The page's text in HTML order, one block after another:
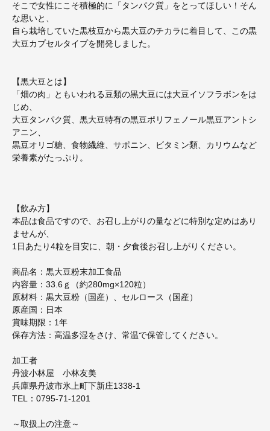
そこで女性にこそ積極的に「タンパク質」をとってほしい！そん
な思いと、
自ら栽培していた黒枝豆から黒大豆のチカラに着目して、この黒
大豆カプセルタイプを開発しました。
【黒大豆とは】
「畑の肉」ともいわれる豆類の黒大豆には大豆イソフラボンをは
じめ、
大豆タンパク質、黒大豆特有の黒豆ポリフェノール黒豆アントシ
アニン、
黒豆オリゴ糖、食物繊維、サポニン、ビタミン類、カリウムなど
栄養素がたっぷり。
【飲み方】
本品は食品ですので、お召し上がりの量などに特別な定めはあり
ませんが、
1日あたり4粒を目安に、朝・夕食後お召し上がりください。
商品名：黒大豆粉末加工食品
内容量：33.6ｇ（約280mg×120粒）
原材料：黒大豆粉（国産）、セルロース（国産）
原産国：日本
賞味期限：1年
保存方法：高温多湿をさけ、常温で保管してください。
加工者
丹波小林屋 小林友美
兵庫県丹波市氷上町下新庄1338-1
TEL：0795-71-1201
～取扱上の注意～